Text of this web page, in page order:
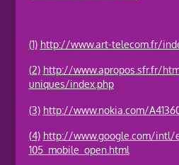
(1) http://www.art-telecom.fr/
(2) http://www.apropos.sfr.fr/
uniques/index.php
(3) http://www.nokia.com/
(4) http://www.google.com/intl/
105_mobile_open.html